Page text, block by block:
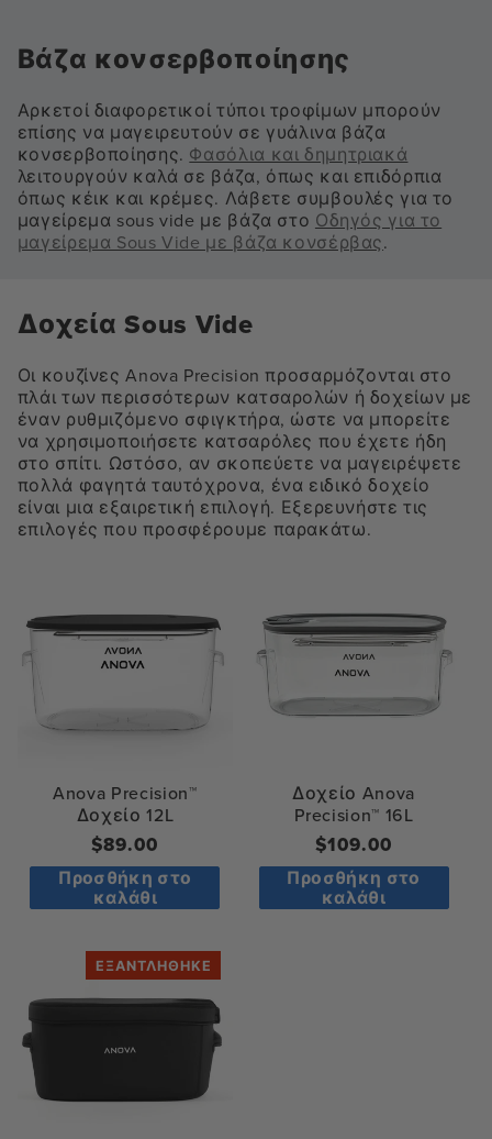
Βάζα κονσερβοποίησης
Αρκετοί διαφορετικοί τύποι τροφίμων μπορούν
επίσης να μαγειρευτούν σε γυάλινα βάζα
κονσερβοποίησης. Φασόλια και δημητριακά
λειτουργούν καλά σε βάζα, όπως και επιδόρπια
όπως κέικ και κρέμες. Λάβετε συμβουλές για το
μαγείρεμα sous vide με βάζα στο Οδηγός για το
μαγείρεμα Sous Vide με βάζα κονσέρβας.
Δοχεία Sous Vide
Οι κουζίνες Anova Precision προσαρμόζονται στο
πλάι των περισσότερων κατσαρολών ή δοχείων με
έναν ρυθμιζόμενο σφιγκτήρα, ώστε να μπορείτε
να χρησιμοποιήσετε κατσαρόλες που έχετε ήδη
στο σπίτι. Ωστόσο, αν σκοπεύετε να μαγειρέψετε
πολλά φαγητά ταυτόχρονα, ένα ειδικό δοχείο
είναι μια εξαιρετική επιλογή. Εξερευνήστε τις
επιλογές που προσφέρουμε παρακάτω.
Anova Precision™
Δοχείο 12L
Κανονική
τιμή
$89.00
Προσθήκη στο
καλάθι
Δοχείο Anova
Precision™ 16L
Κανονική
τιμή
$109.00
Προσθήκη στο
καλάθι
ΕΞΑΝΤΛΉΘΗΚΕ